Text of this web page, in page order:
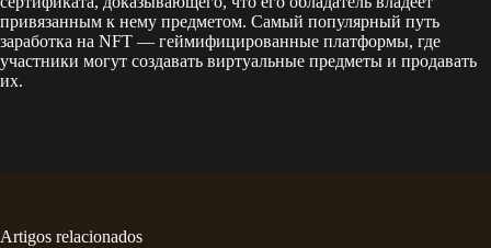
привязанным к нему предметом. Самый популярный путь
заработка на NFT — геймифицированные платформы, где
участники могут создавать виртуальные предметы и продавать
их.
Artigos relacionados